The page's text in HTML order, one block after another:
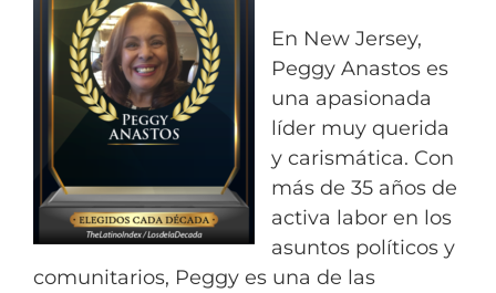
En New Jersey,
Peggy Anastos es
una apasionada
líder muy querida
y carismática. Con
más de 35 años de
activa labor en los
asuntos políticos y
comunitarios, Peggy es una de las